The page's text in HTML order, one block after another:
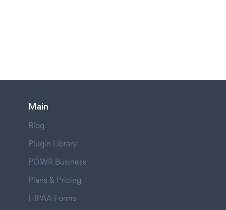
Main
Blog
Plugin Library
POWR Business
Plans & Pricing
HIPAA Forms